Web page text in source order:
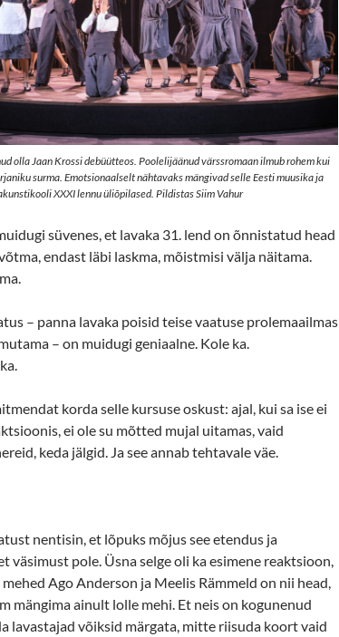
olla Jaan Krossi debüütteos. Poolelijäänud värssromaan ilmub rohem kui
surma. Emotsionaalselt nähtavaks mängivad selle Eesti muusika ja
XXXI lennu üliõpilased. Pildistas Siim Vahur
süvenes, et lavaka 31. lend on õnnistatud head
endast läbi laskma, mõistmisi välja näitama.
– panna lavaka poisid teise vaatuse prolemaailmas
– on muidugi geniaalne. Kole ka.
korda selle kursuse oskust: ajal, kui sa ise ei
ei ole su mõtted mujal uitamas, vaid
keda jälgid. Ja see annab tehtavale väe.
nentisin, et lõpuks mõjus see etendus ja
väsimust pole. Üsna selge oli ka esimene reaktsioon,
Ago Anderson ja Meelis Rämmeld on nii head,
mängima ainult lolle mehi. Et neis on kogunenud
lavastajad võiksid märgata, mitte riisuda koort vaid